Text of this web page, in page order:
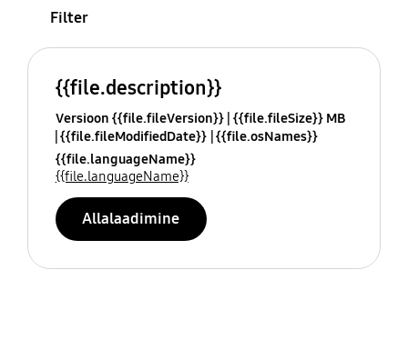
Filter
{{file.description}}
Versioon {{file.fileVersion}} {{file.fileSize}} MB
{{file.fileModifiedDate}} {{file.osNames}}
{{file.languageName}}
{{file.languageName}}
Allalaadimine